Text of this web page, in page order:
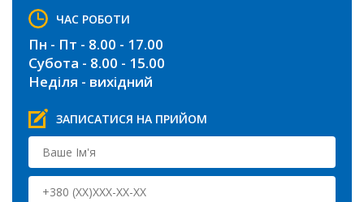
ЧАС РОБОТИ
Пн - Пт - 8.00 - 17.00
Субота - 8.00 - 15.00
Неділя - вихідний
ЗАПИСАТИСЯ НА ПРИЙОМ